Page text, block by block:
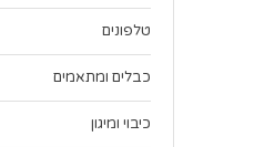
טלפונים
כבלים ומתאמים
כיבוי ומיגון